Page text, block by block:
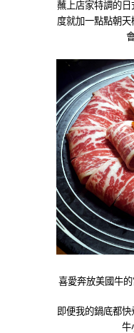
蘸上店家特調的日
度就加一點點朝天
喜愛奔放美國牛
即便我的鍋底都快
牛